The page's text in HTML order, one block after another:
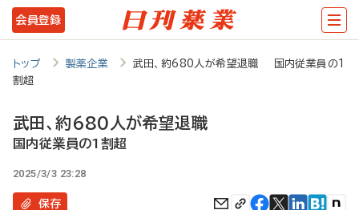
メ
イ
テ
ツ
会員登録
トップ 製薬企業
武田、約680人が希望退職 国内従業員の1
割超
武田、約680人が希望退職
国内従業員の1割超
2025/3/3 23:28
保存